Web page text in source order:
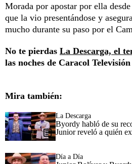
Morada por apostar por ella
que la vio presentándose y
mucho durante su paso por el
No te pierdas La Descarga, el
las noches de Caracol
Mira también:
La Descarga
Byordy habló de su
Junior reveló a quién
Día a Día